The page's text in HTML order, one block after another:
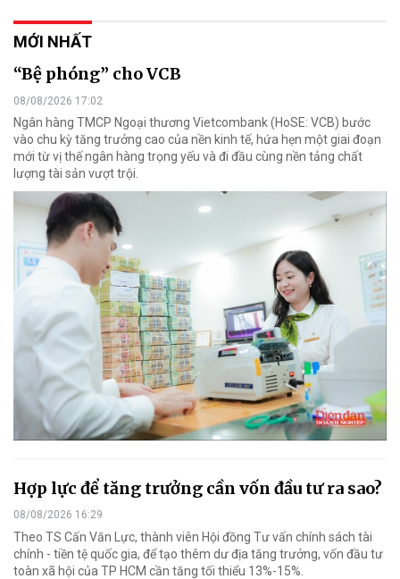
MỚI NHẤT
“Bệ phóng” cho VCB
08/08/2026 17:02
Ngân hàng TMCP Ngoại thương Vietcombank (HoSE: VCB) bước
vào chu kỳ tăng trưởng cao của nền kinh tế, hứa hẹn một giai đoạn
mới từ vị thế ngân hàng trọng yếu và đi đầu cùng nền tảng chất
lượng tài sản vượt trội.
Hợp lực để tăng trưởng cần vốn đầu tư ra sao?
08/08/2026 16:29
Theo TS Cấn Văn Lực, thành viên Hội đồng Tư vấn chính sách tài
chính - tiền tệ quốc gia, để tạo thêm dư địa tăng trưởng, vốn đầu tư
toàn xã hội của TP HCM cần tăng tối thiểu 13%-15%.